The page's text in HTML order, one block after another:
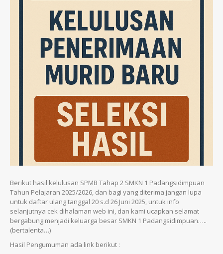
Berikut hasil kelulusan SPMB Tahap 2 SMKN 1 Padangsidimpuan
Tahun Pelajaran 2025/2026, dan bagi yang diterima jangan lupa
untuk daftar ulang tanggal 20 s.d 26 Juni 2025, untuk info
selanjutnya cek dihalaman web ini, dan kami ucapkan selamat
bergabung menjadi keluarga besar SMKN 1 Padangsidimpuan…..
(bertalenta…)
Hasil Pengumuman ada link berikut :